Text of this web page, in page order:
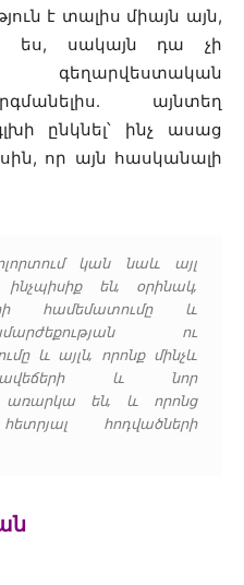
է տալիս միայն այն,
ես, սակայն դա չի
այնտեղ
ընկնել՝ ինչ ասաց
որ այն հասկանալի
կան նաև այլ
են, օրինակ,
համեմատումը և
ու
և այլն, որոնք մինչև
և նոր
առարկա են, և որոնց
հոդվածների